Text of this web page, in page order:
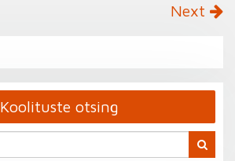
Next
Koolituste otsing